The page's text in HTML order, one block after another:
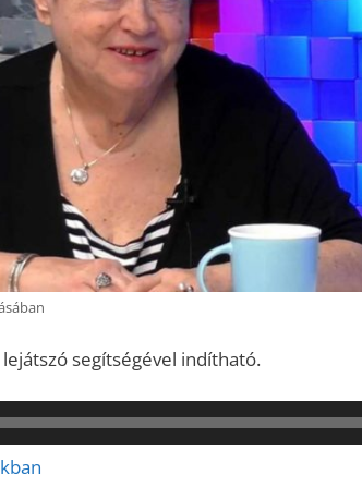
segítségével indítható.